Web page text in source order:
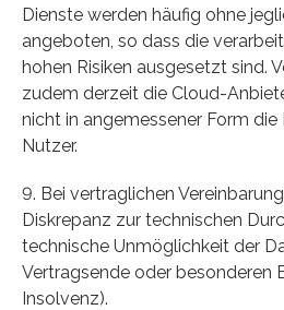
Dienste werden häufig ohne
angeboten, so dass die
hohen Risiken ausgesetzt sind.
zudem derzeit die Cloud-
nicht in angemessener Form
Nutzer.
9. Bei vertraglichen
Diskrepanz zur technischen
technische Unmöglichkeit der
Vertragsende oder besonderen
Insolvenz).